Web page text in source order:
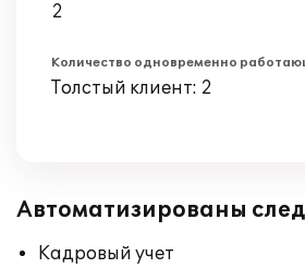
2
Количество одновременно
Толстый клиент: 2
Автоматизированы
Кадровый учет